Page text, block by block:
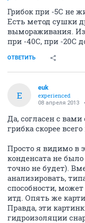
Грибок при -5С не
Есть метод сушки
вымораживания. Из
при -40С, при -20С
ОТВЕТИТЬ
E
euk
experienced
08 апреля 2013
Да, согласен с
грибка скорее
Просто я видимо в
конденсата не
точно не будет).
анализировать,
способности,
итд. Опять же
Правда, эти
гидроизоляции